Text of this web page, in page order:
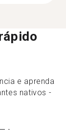
e aprenda
nativos -